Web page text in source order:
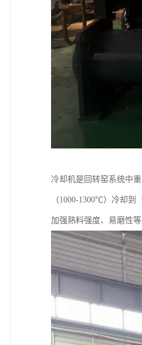
冷却机是回转窑系统中
（1000-1300℃）冷却
加强熟料强度、易磨性